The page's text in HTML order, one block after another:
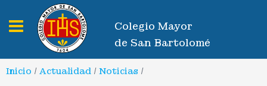
Toggle navigation
Colegio Mayor
de San Bartolomé
Inicio / Actualidad / Noticias /